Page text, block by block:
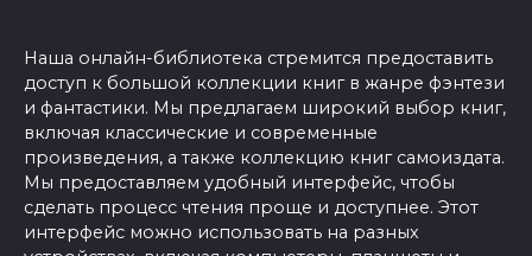
Наша онлайн-библиотека стремится предоставить
доступ к большой коллекции книг в жанре фэнтези
и фантастики. Мы предлагаем широкий выбор книг,
включая классические и современные
произведения, а также коллекцию книг самоиздата.
Мы предоставляем удобный интерфейс, чтобы
сделать процесс чтения проще и доступнее. Этот
интерфейс можно использовать на разных